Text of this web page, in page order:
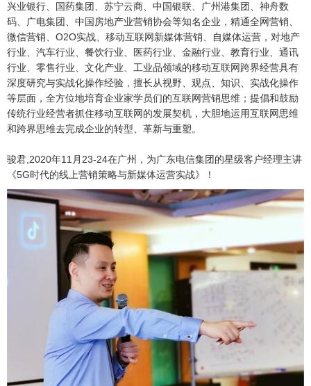
兴业银行、国药集团、苏宁云商、中国银联、广州港集团、神舟数
码、广电集团、中国房地产业营销协会等知名企业，精通全网营销、
微信营销、O2O实战、移动互联网新媒体营销、自媒体运营，对地产
行业、汽车行业、餐饮行业、医药行业、金融行业、教育行业、通讯
行业、零售行业、文化产业、工业品领域的移动互联网跨界经营具有
深度研究与实战化操作经验，擅长从视野、观点、知识、实战化操作
等层面，全方位地培育企业家学员们的互联网营销思维；提倡和鼓励
传统行业经营者抓住移动互联网的发展契机，大胆地运用互联网思维
和跨界思维去完成企业的转型、革新与重塑。
骏君,2020年11月23-24在广州，为广东电信集团的星级客户经理主讲
《5G时代的线上营销策略与新媒体运营实战》！